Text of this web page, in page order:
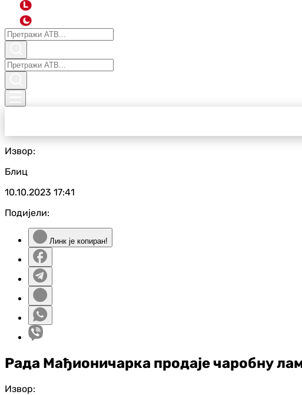
L
Извор:
Блиц
10.10.2023 17:41
Подијели:
Линк је копиран!
Рада Мађионичарка продаје чаробну
Извор: